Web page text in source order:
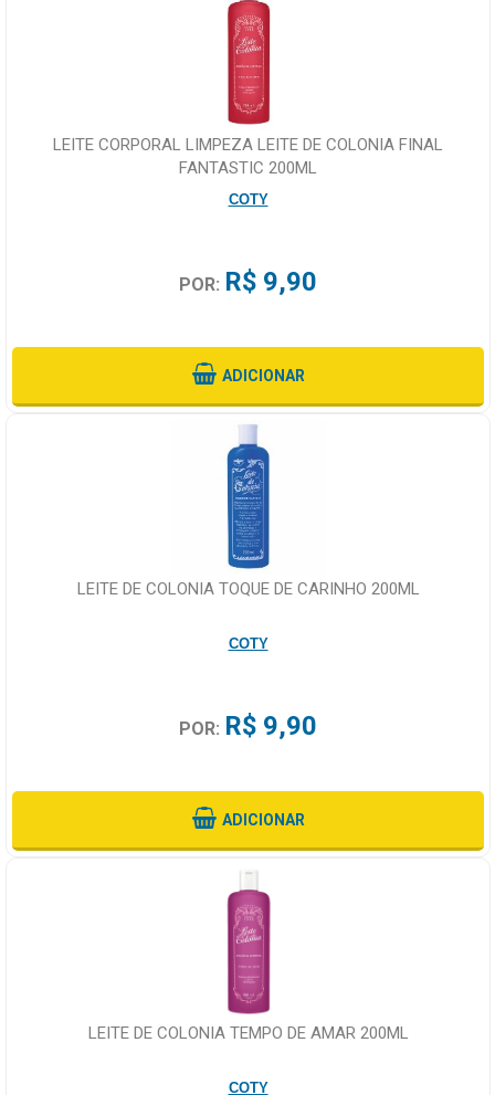
LEITE CORPORAL LIMPEZA LEITE DE COLONIA FINAL
FANTASTIC 200ML
COTY
POR: R$ 9,90
ADICIONAR
LEITE DE COLONIA TOQUE DE CARINHO 200ML
COTY
POR: R$ 9,90
ADICIONAR
LEITE DE COLONIA TEMPO DE AMAR 200ML
COTY